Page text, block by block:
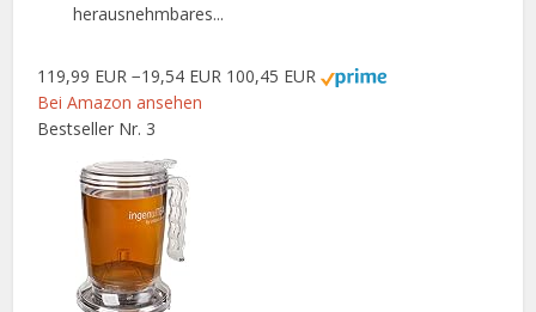
herausnehmbares...
119,99 EUR −19,54 EUR 100,45 EUR
Bei Amazon ansehen
Bestseller Nr. 3